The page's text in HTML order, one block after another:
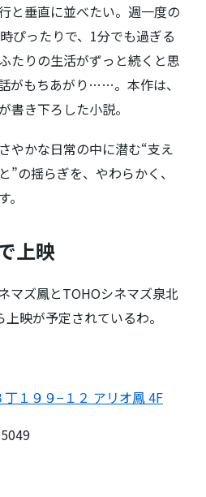
と垂直に並べたい。週一度の
ぴったりで、1分でも過ぎる
たりの生活がずっと続くと思
がもちあがり……。本作は、
書き下ろした小説。
やかな日常の中に潜む“支え
”の揺らぎを、やわらかく、
上映
マズ鳳とTOHOシネマズ泉北
映が予定されているわ。
１９９−１２ アリオ鳳 4F